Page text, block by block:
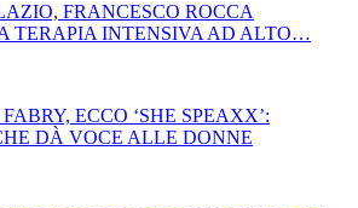
FRANCESCO ROCCA
TERAPIA INTENSIVA AD ALTO…
ECCO ‘SHE SPEAXX’:
DÀ VOCE ALLE DONNE